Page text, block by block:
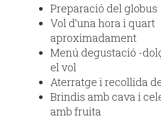
Preparació del globus
Vol d’una hora i quart
aproximadament
Menú degustació ­­-
el vol
Aterratge i recollida
Brindis amb cava i
amb fruita